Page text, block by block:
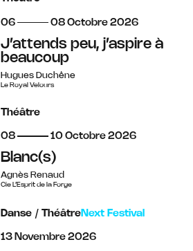
du
06 au
08 octobre
Octobre 2026
J’attends peu, j’aspire à
beaucoup
Hugues Duchêne
Le Royal Velours
Théâtre
du
08 au
10 octobre
Octobre 2026
Blanc(s)
Agnès Renaud
Cie L’Esprit de la Forge
Danse /ThéâtreNext Festival
13 novembre
Novembre 2026